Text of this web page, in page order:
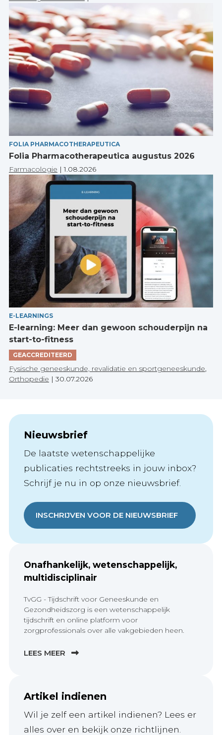
FOLIA PHARMACOTHERAPEUTICA
Folia Pharmacotherapeutica augustus 2026
Farmacologie |1.08.2026
E-LEARNINGS
E-learning: Meer dan gewoon schouderpijn na
start-to-fitness
GEACCREDITEERD
Fysische geneeskunde, revalidatie en sportgeneeskunde
Orthopedie | 30.07.2026
Nieuwsbrief
De laatste wetenschappelijke
publicaties rechtstreeks in jouw inbox?
Schrijf je nu in op onze nieuwsbrief.
INSCHRIJVEN VOOR DE NIEUWSBRIEF
Onafhankelijk, wetenschappelijk,
multidisciplinair
TvGG - Tijdschrift voor Geneeskunde en
Gezondheidszorg is een wetenschappelijk
tijdschrift en online platform voor
zorgprofessionals over alle vakgebieden heen.
LEES MEER
Artikel indienen
Wil je zelf een artikel indienen? Lees er
alles over en bekijk onze richtlijnen.